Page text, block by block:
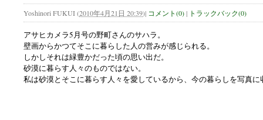
Yoshinori FUKUI(2010年4月21日 20:39)| コメント(0)| トラックバック(0)
アサヒカメラ5月号の野町さんのサハラ。
壁画からかつてそこに暮らした人の営みが感じられる。
しかしそれは緑豊かだった頃の思い出だ。
砂漠に暮らす人々のものではない。
私は砂漠とそこに暮らす人々を愛しているから、今の暮らしを写真に